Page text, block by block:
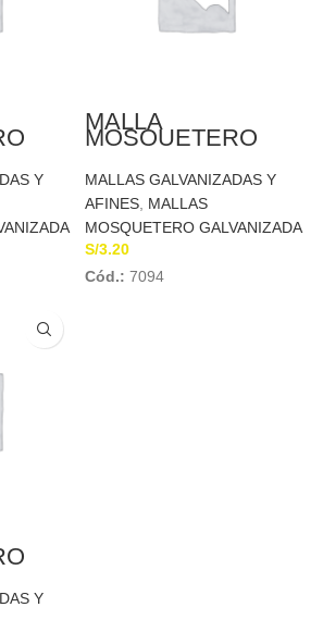
Y
MALLA
MOSQUETERO
GALVANIZADA
14×14 C&A
MALLAS GALVANIZADAS Y
AFINES MALLAS
MOSQUETERO GALVANIZADA
S/3.20
Cód.: 7094
Y